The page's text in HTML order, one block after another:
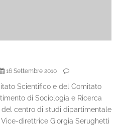
16 Settembre 2010
Scientifico e del Comitato
di Sociologia e Ricerca
del centro di studi dipartimentale
direttrice Giorgia Serughetti